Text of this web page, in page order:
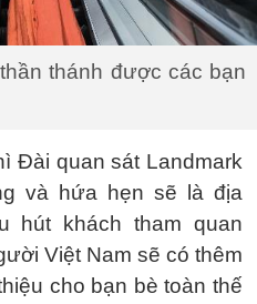
thánh được các bạn
Đài quan sát Landmark
và hứa hẹn sẽ là địa
hút khách tham quan
Việt Nam sẽ có thêm
cho bạn bè toàn thế